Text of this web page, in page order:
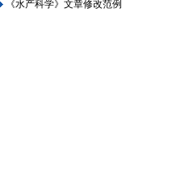
《水产科学》文章修改范例